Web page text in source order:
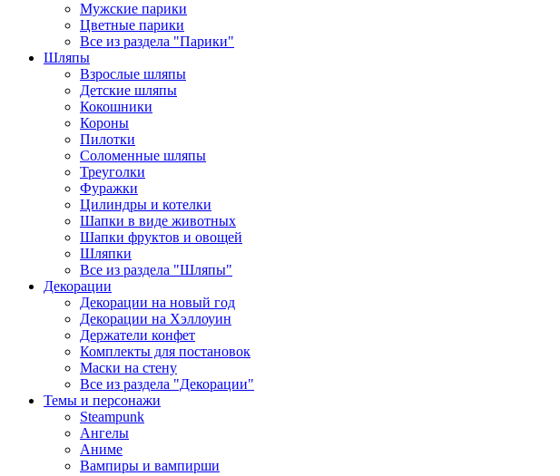
Мужские парики
Цветные парики
Все из раздела "Парики"
Шляпы
Взрослые шляпы
Детские шляпы
Кокошники
Короны
Пилотки
Соломенные шляпы
Треуголки
Фуражки
Цилиндры и котелки
Шапки в виде животных
Шапки фруктов и овощей
Шляпки
Все из раздела "Шляпы"
Декорации
Декорации на новый год
Декорации на Хэллоуин
Держатели конфет
Комплекты для постановок
Маски на стену
Все из раздела "Декорации"
Темы и персонажи
Steampunk
Ангелы
Аниме
Вампиры и вампирши